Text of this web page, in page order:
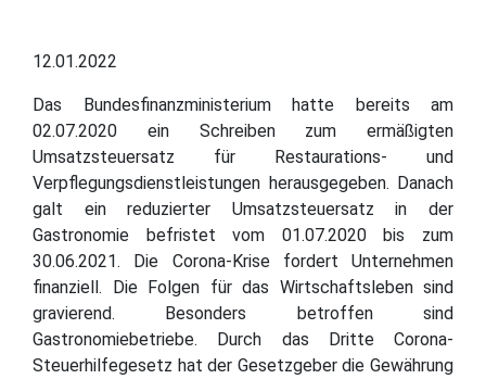
12.01.2022
Das Bundesfinanzministerium hatte bereits am
02.07.2020 ein Schreiben zum ermäßigten
Umsatzsteuersatz für Restaurations- und
Verpflegungsdienstleistungen herausgegeben. Danach
galt ein reduzierter Umsatzsteuersatz in der
Gastronomie befristet vom 01.07.2020 bis zum
30.06.2021. Die Corona-Krise fordert Unternehmen
finanziell. Die Folgen für das Wirtschaftsleben sind
gravierend. Besonders betroffen sind
Gastronomiebetriebe. Durch das Dritte Corona-
Steuerhilfegesetz hat der Gesetzgeber die Gewährung